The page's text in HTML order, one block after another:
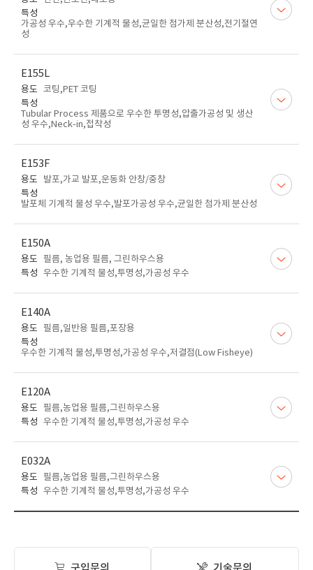
특성
가공성 우수,우수한 기계적 물성,균일한 첨가제 분산성,전기절연
성
E155L
용도 코팅,PET 코팅
특성
Tubular Process 제품으로 우수한 투명성,압출가공성 및 생산
성 우수,Neck-in,접착성
E153F
용도
발포,가교 발포,운동화 안창/중창
특성
발포체 기계적 물성 우수,발포가공성 우수,균일한 첨가제 분산성
E150A
용도 필름, 농업용 필름, 그린하우스용
특성 우수한 기계적 물성,투명성,가공성 우수
E140A
용도 필름,일반용 필름,포장용
특성
우수한 기계적 물성,투명성,가공성 우수,저결점(Low Fisheye)
E120A
용도 필름,농업용 필름,그린하우스용
특성 우수한 기계적 물성,투명성,가공성 우수
E032A
용도 필름,농업용 필름,그린하우스용
특성 우수한 기계적 물성,투명성,가공성 우수